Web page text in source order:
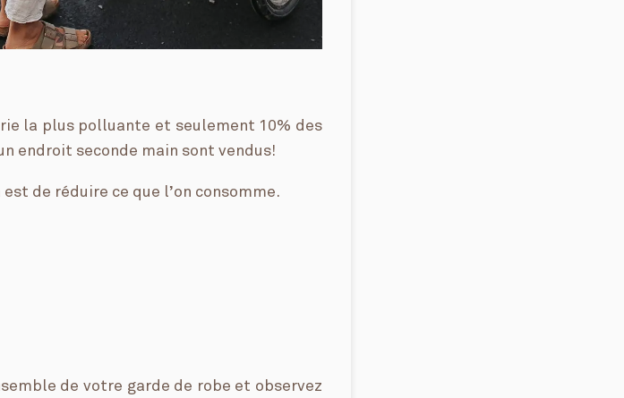
la plus polluante et seulement 10% des
endroit seconde main sont vendus!
de réduire ce que l’on consomme.
de votre garde de robe et observez